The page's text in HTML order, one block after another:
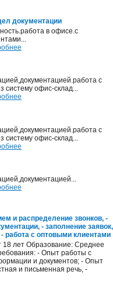
документации
в офисе.с
с
систему офис-склад...
с
офис-склад...
и распределение звонков, -
- заполнение заявок,
- работа с оптовыми клиентами
18 лет Образование: Среднее
- Опыт работы с
и документов; - Опыт
и письменная речь, -